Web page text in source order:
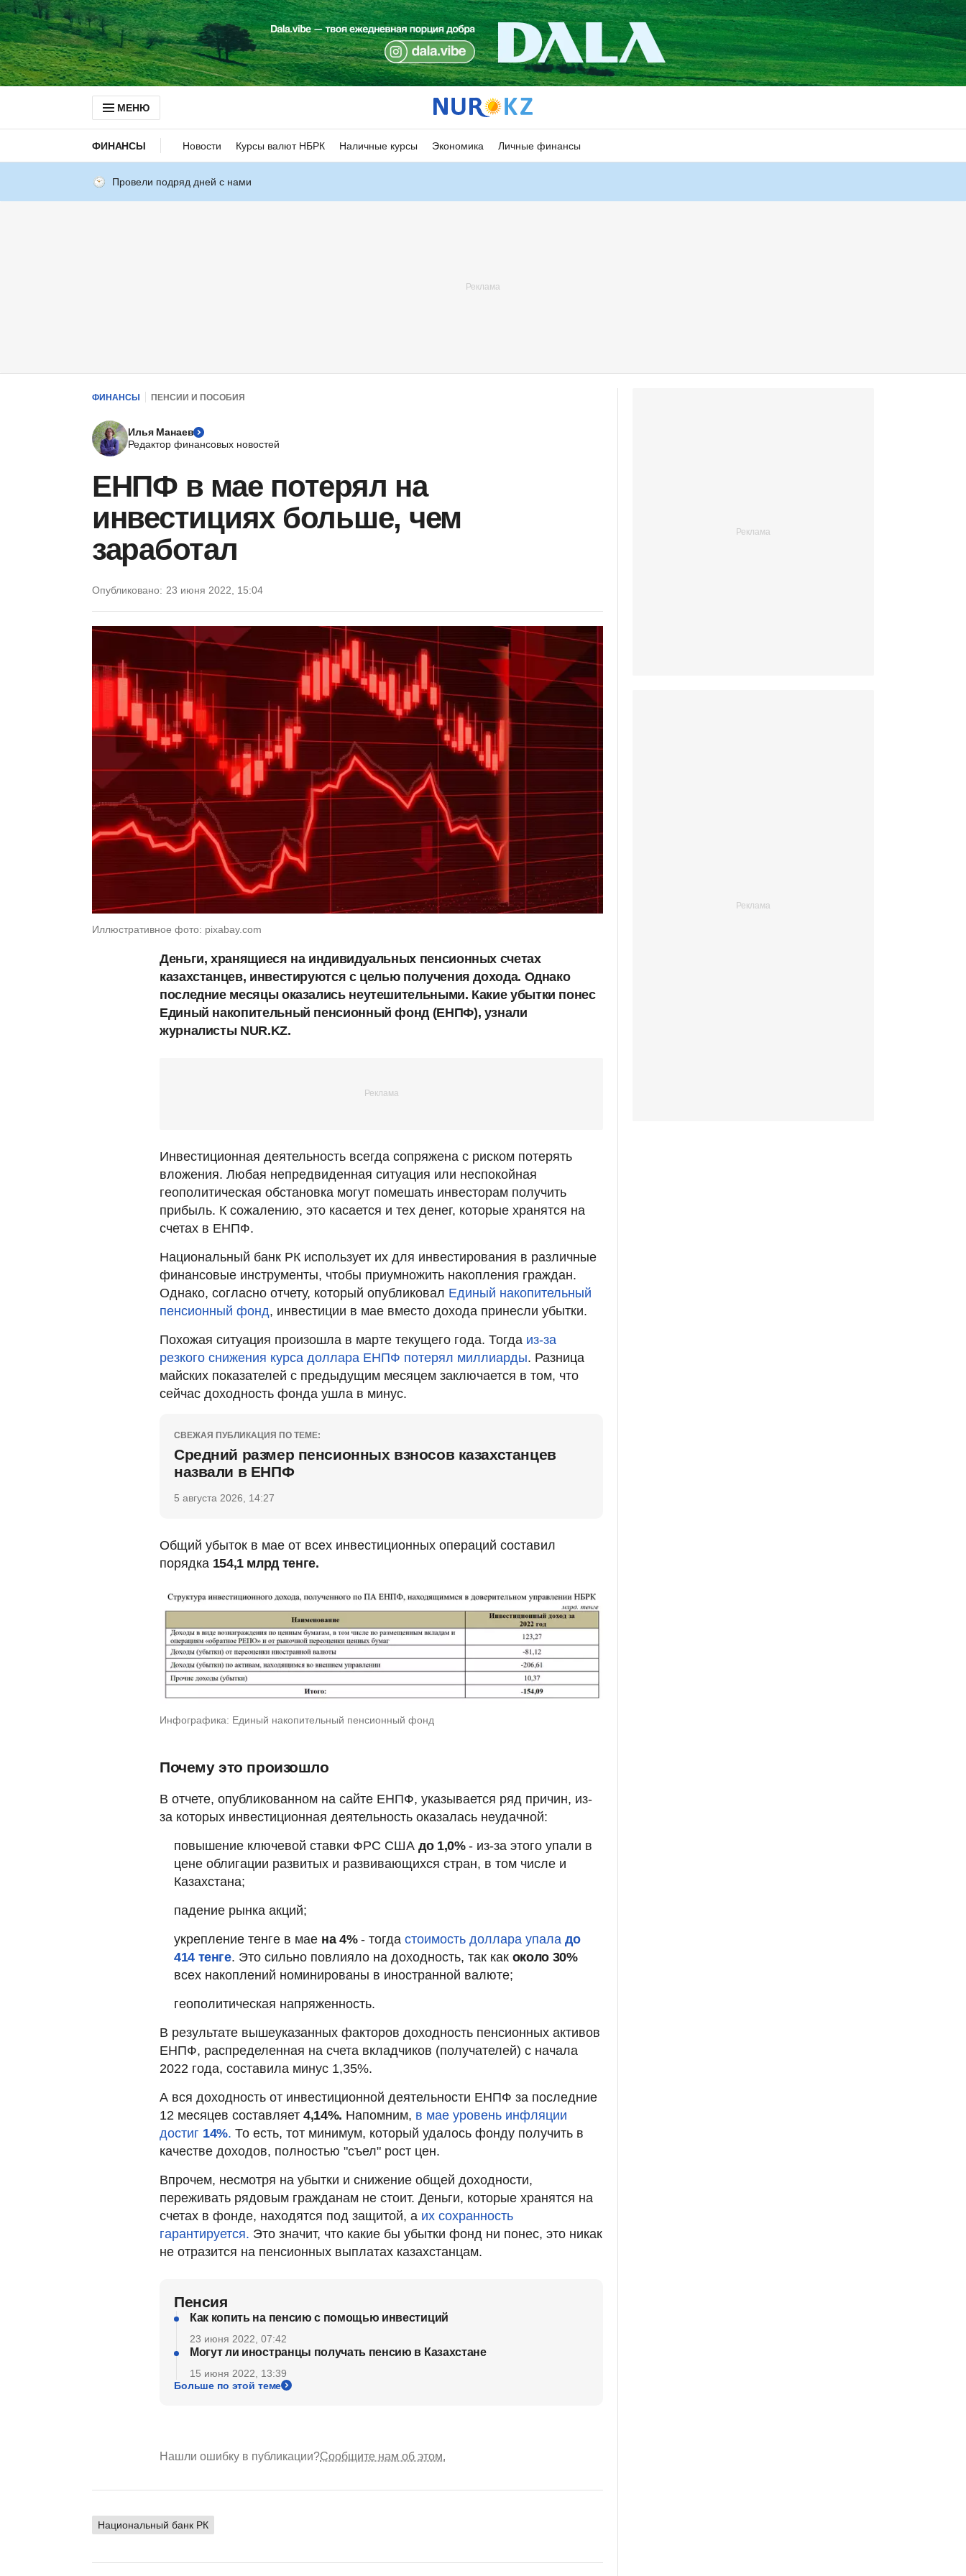
МЕНЮ
ФИНАНСЫ Новости Курсы валют НБРК Наличные курсы Экономика Личные финансы
Провели подряд дней с нами
ФИНАНСЫ ПЕНСИИ И ПОСОБИЯ
Илья Манаев
Редактор финансовых новостей
ЕНПФ в мае потерял на
инвестициях больше, чем
заработал
Опубликовано: 23 июня 2022, 15:04
Иллюстративное фото: pixabay.com
Деньги, хранящиеся на индивидуальных пенсионных счетах
казахстанцев, инвестируются с целью получения дохода. Однако
последние месяцы оказались неутешительными. Какие убытки понес
Единый накопительный пенсионный фонд (ЕНПФ), узнали
журналисты NUR.KZ.
Инвестиционная деятельность всегда сопряжена с риском потерять
вложения. Любая непредвиденная ситуация или неспокойная
геополитическая обстановка могут помешать инвесторам получить
прибыль. К сожалению, это касается и тех денег, которые хранятся на
счетах в ЕНПФ.
Национальный банк РК использует их для инвестирования в различные
финансовые инструменты, чтобы приумножить накопления граждан.
Однако, согласно отчету, который опубликовал Единый накопительный
пенсионный фонд, инвестиции в мае вместо дохода принесли убытки.
Похожая ситуация произошла в марте текущего года. Тогда из-за
резкого снижения курса доллара ЕНПФ потерял миллиарды. Разница
майских показателей с предыдущим месяцем заключается в том, что
сейчас доходность фонда ушла в минус.
СВЕЖАЯ ПУБЛИКАЦИЯ ПО ТЕМЕ:
Средний размер пенсионных взносов казахстанцев
назвали в ЕНПФ
5 августа 2026, 14:27
Общий убыток в мае от всех инвестиционных операций составил
порядка 154,1 млрд тенге.
Инфографика: Единый накопительный пенсионный фонд
Почему это произошло
В отчете, опубликованном на сайте ЕНПФ, указывается ряд причин, из-
за которых инвестиционная деятельность оказалась неудачной:
повышение ключевой ставки ФРС США до 1,0%- из-за этого упали в
цене облигации развитых и развивающихся стран, в том числе и
Казахстана;
падение рынка акций;
укрепление тенге в мае на 4%- тогда стоимость доллара упаладо
414 тенге. Это сильно повлияло на доходность, так как около 30%
всех накоплений номинированы в иностранной валюте;
геополитическая напряженность.
В результате вышеуказанных факторов доходность пенсионных активов
ЕНПФ, распределенная на счета вкладчиков (получателей) с начала
2022 года, составила минус 1,35%.
А вся доходность от инвестиционной деятельности ЕНПФ за последние
12 месяцев составляет 4,14%. Напомним, в мае уровень инфляции
достиг 14%. То есть, тот минимум, который удалось фонду получить в
качестве доходов, полностью "съел" рост цен.
Впрочем, несмотря на убытки и снижение общей доходности,
переживать рядовым гражданам не стоит. Деньги, которые хранятся на
счетах в фонде, находятся под защитой, а их сохранность
гарантируется. Это значит, что какие бы убытки фонд ни понес, это никак
не отразится на пенсионных выплатах казахстанцам.
Пенсия
Как копить на пенсию с помощью инвестиций
23 июня 2022, 07:42
Могут ли иностранцы получать пенсию в Казахстане
15 июня 2022, 13:39
Больше по этой теме
Нашли ошибку в публикации?Сообщите нам об этом.
Национальный банк РК